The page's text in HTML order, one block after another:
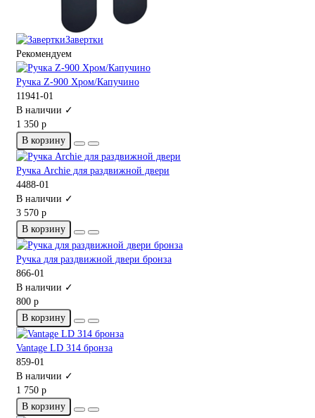
Завертки
Рекомендуем
Ручка Z-900 Хром/Капучино
11941-01
В наличии ✓
1 350 р
В корзину
Ручка Archie для раздвижной двери
4488-01
В наличии ✓
3 570 р
В корзину
Ручка для раздвижной двери бронза
866-01
В наличии ✓
800 р
В корзину
Vantage LD 314 бронза
859-01
В наличии ✓
1 750 р
В корзину